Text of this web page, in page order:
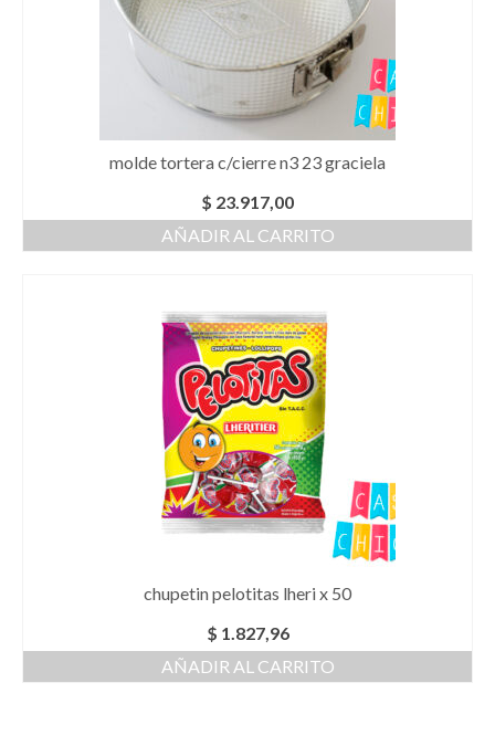
molde tortera c/cierre n3 23 graciela
$ 23.917,00
AÑADIR AL CARRITO
chupetin pelotitas lheri x 50
$ 1.827,96
AÑADIR AL CARRITO